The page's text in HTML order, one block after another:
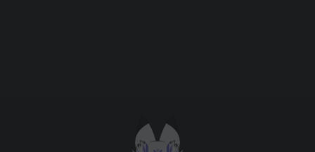
крутих нововведень
Підтримати проєкт